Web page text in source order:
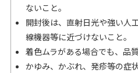
ないこと。
開封後は、直射日光や強い人
線機器等に近づけないこと。
着色ムラがある場合でも、品
かゆみ、かぶれ、発疹等の症